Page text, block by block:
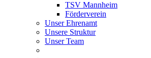
TSV Mannheim
Förderverein
Unser Ehrenamt
Unsere Struktur
Unser Team